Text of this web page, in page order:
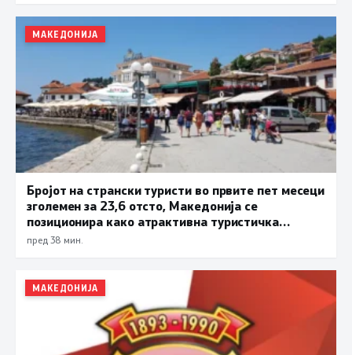
МАКЕДОНИЈА
Бројот на странски туристи во првите пет месеци
зголемен за 23,6 отсто, Македонија се
позиционира како атрактивна туристичка
дестинација
пред 38 мин.
МАКЕДОНИЈА